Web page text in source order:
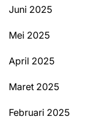
Juni 2025
Mei 2025
April 2025
Maret 2025
Februari 2025